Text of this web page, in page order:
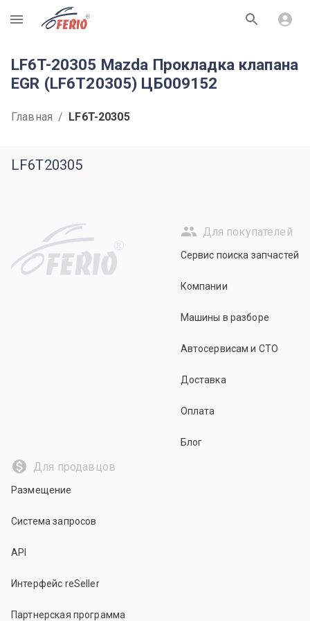
R
LF6T-20305 Mazda Прокладка клапана
EGR (LF6T20305) ЦБ009152
Главная / LF6T-20305
LF6T20305
R
Для покупателей
Сервис поиска запчастей
Компании
Машины в разборе
Автосервисам и СТО
Доставка
Оплата
Блог
Для продавцов
Размещение
Система запросов
API
Интерфейс reSeller
Партнерская программа